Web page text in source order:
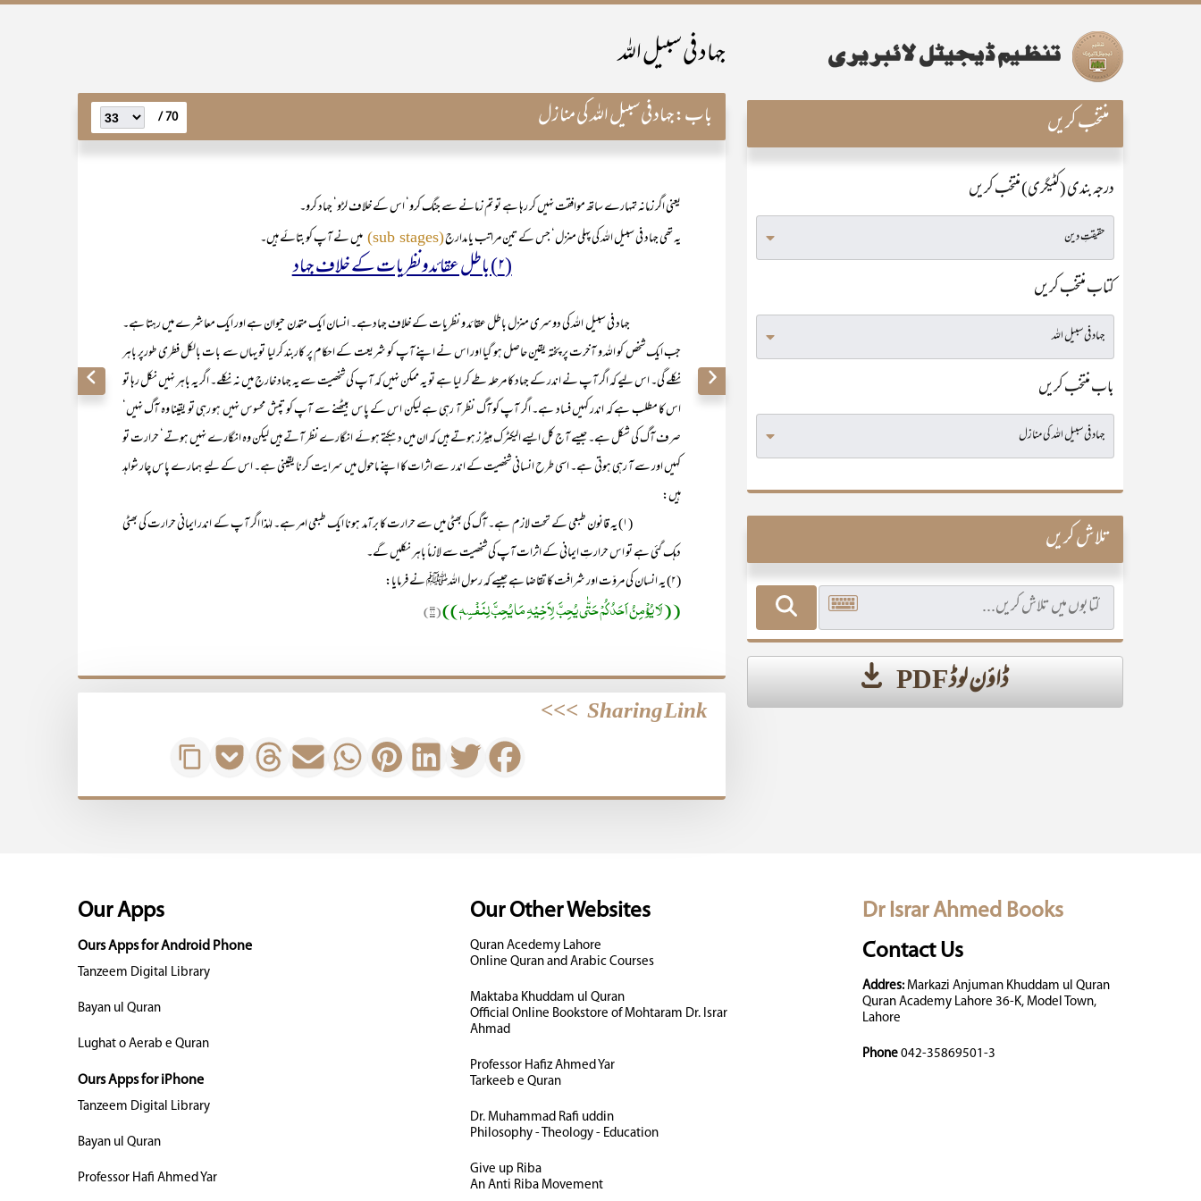
جہاد فی سبیل اللہ
باب:جہاد فی سبیل اللہ کی منازل 70 /
یعنی اگر زمانہ تمہارے ساتھ موافقت نہیں کر رہا ہے تو تم زمانے سے جنگ کرو‘ اس کے خلاف لڑو‘ جہاد کرو۔
یہ تھی جہاد فی سبیل اللہ کی پہلی منزل‘ جس کے تین مراتب یا مدارج(sub stages) میں نے آپ کو بتائے ہیں۔
(۲) باطل عقائدونظریات کے خلاف جہاد
جہاد فی سبیل اللہ کی دوسری منزل باطل عقائد و نظریات کے خلاف جہادہے۔ انسان ایک متمدن حیوان ہے اور ایک معاشرے میں رہتا ہے۔
جب ایک شخص کو اللہ و آخرت پر پختہ یقین حاصل ہو گیا اور اس نے اپنے آپ کو شریعت کے احکام پر کاربند کر لیا تو یہاں سے بات بالکل فطری طورپر باہر
نکلے گی۔ اس لیے کہ اگر آپ نے اندر کے جہاد کا مرحلہ طے کر لیا ہے تو یہ ممکن نہیں کہ آپ کی شخصیت سے یہ جہاد خارج میں نہ نکلے۔ اگر یہ باہر نہیں نکل رہا تو
اس کا مطلب ہے کہ اندر کہیں فساد ہے۔ اگر آپ کو آگ نظر آ رہی ہے لیکن اس کے پاس بیٹھنے سے آپ کو تپش محسوس نہیں ہو رہی تو یقینا وہ آگ نہیں‘
صرف آگ کی شکل ہے۔ جیسے آج کل ایسے الیکٹرک ہیٹرز ہوتے ہیں کہ ان میں دہکتے ہوئے انگارے نظر آتے ہیں لیکن وہ انگارے نہیں ہوتے‘ حرارت تو
کہیں اور سے آ رہی ہوتی ہے۔ اسی طرح انسانی شخصیت کے اندر سے اثرات کا اپنے ماحول میں سرایت کرنا یقینی ہے۔ اس کے لیے ہمارے پاس چار شواہد
ہیں:
(۱) یہ قانون طبعی کے تحت لازم ہے۔ آگ کی بھٹی میں سے حرارت کا برآمد ہونا ایک طبعی امر ہے۔ لہٰذا اگر آپ کے اندر ایمانی حرارت کی بھٹی
دہک گئی ہے تو اس حرارتِ ایمانی کے اثرات آپ کی شخصیت سے لازماً باہر نکلیں گے۔
(۲) یہ انسان کی مروّت اور شرافت کا تقاضا ہے جیسے کہ رسول اللہﷺ نے فرمایا:
((لَا یُؤْمِنُ اَحَدُکُمْ حَتّٰی یُحِبَّ لِاَخِیْہِ مَا یُحِبَّ لِنَفْسِہٖ))(۱۰)
Sharing Link
>>>
منتخب کریں
درجہ بندی (کٹیگری) منتخب کریں
کتاب منتخب کریں
باب منتخب کریں
تلاش کریں
ڈاؤن لوڈ PDF
Dr Israr Ahmed Books
Contact Us
Addres:Markazi Anjuman Khuddam ul Quran
Quran Academy Lahore 36-K, Model Town,
Lahore
Phone 042-35869501-3
Our Other Websites
Quran Acedemy Lahore
Online Quran and Arabic Courses
Maktaba Khuddam ul Quran
Official Online Bookstore of Mohtaram Dr. Israr
Ahmad
Professor Hafiz Ahmed Yar
Tarkeeb e Quran
Dr. Muhammad Rafi uddin
Philosophy - Theology - Education
Give up Riba
An Anti Riba Movement
Our Apps
Ours Apps for Android Phone
Tanzeem Digital Library
Bayan ul Quran
Lughat o Aerab e Quran
Ours Apps for iPhone
Tanzeem Digital Library
Bayan ul Quran
Professor Hafi Ahmed Yar